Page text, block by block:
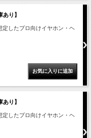
り】
定したプロ向けイヤホン・ヘ
り】
定したプロ向けイヤホン・ヘ